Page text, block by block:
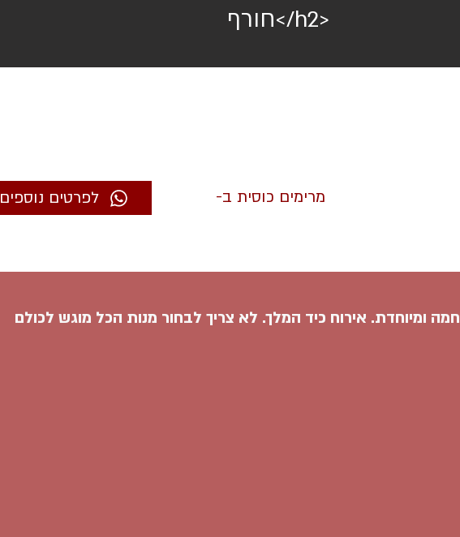
חורף</h2>
לפרטים נוספים מרימים כוסית ב-
ומיוחדת. אירוח כיד המלך. לא צריך לבחור מנות הכל מוגש לכולם